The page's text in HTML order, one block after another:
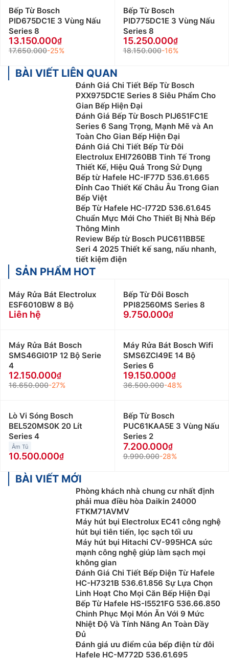
Bếp Từ Bosch
PID675DC1E 3 Vùng Nấu
Series 8
13.150.000
17.650.000-25%
Bếp Từ Bosch
PID775DC1E 3 Vùng Nấu
Series 8
15.250.000
18.150.000-16%
BÀI VIẾT LIÊN QUAN
Đánh Giá Chi Tiết Bếp Từ Bosch
PXX975DC1E Series 8 Siêu Phẩm Cho
Gian Bếp Hiện Đại
Đánh Giá Bếp Từ Bosch PIJ651FC1E
Series 6 Sang Trọng, Mạnh Mẽ và An
Toàn Cho Gian Bếp Hiện Đại
Đánh Giá Chi Tiết Bếp Từ Đôi
Electrolux EHI7260BB Tinh Tế Trong
Thiết Kế, Hiệu Quả Trong Sử Dụng
Bếp từ Hafele HC-IF77D 536.61.665
Đỉnh Cao Thiết Kế Châu Âu Trong Gian
Bếp Việt
Bếp Từ Hafele HC-I772D 536.61.645
Chuẩn Mực Mới Cho Thiết Bị Nhà Bếp
Thông Minh
Review Bếp từ Bosch PUC611BB5E
Seri 4 2025 Thiết kế sang, nấu nhanh,
tiết kiệm điện
SẢN PHẨM HOT
Máy Rửa Bát Electrolux
ESF6010BW 8 Bộ
Liên hệ
Bếp Từ Đôi Bosch
PPI82560MS Series 8
9.750.000
Máy Rửa Bát Bosch
SMS46GI01P 12 Bộ Serie
4
12.150.000
16.650.000-27%
Máy Rửa Bát Bosch Wifi
SMS6ZCI49E 14 Bộ
Series 6
19.150.000
36.500.000-48%
Lò Vi Sóng Bosch
BEL520MS0K 20 Lít
Series 4
Âm Tủ
10.500.000
Bếp Từ Bosch
PUC61KAA5E 3 Vùng Nấu
Series 2
7.200.000
9.990.000-28%
BÀI VIẾT MỚI
Phòng khách nhà chung cư nhất định
phải mua điều hòa Daikin 24000
FTKM71AVMV
Máy hút bụi Electrolux EC41 công nghệ
hút bụi tiên tiến, lọc sạch tối ưu
Máy hút bụi Hitachi CV-995HCA sức
mạnh công nghệ giúp làm sạch mọi
không gian
Đánh Giá Chi Tiết Bếp Điện Từ Hafele
HC-H7321B 536.61.856 Sự Lựa Chọn
Linh Hoạt Cho Mọi Căn Bếp Hiện Đại
Bếp Từ Hafele HS-I5521FG 536.66.850
Chinh Phục Mọi Món Ăn Với 9 Mức
Nhiệt Độ Và Tính Năng An Toàn Đầy
Đủ
Đánh giá ưu điểm của bếp điện từ đôi
Hafele HC-M772D 536.61.695